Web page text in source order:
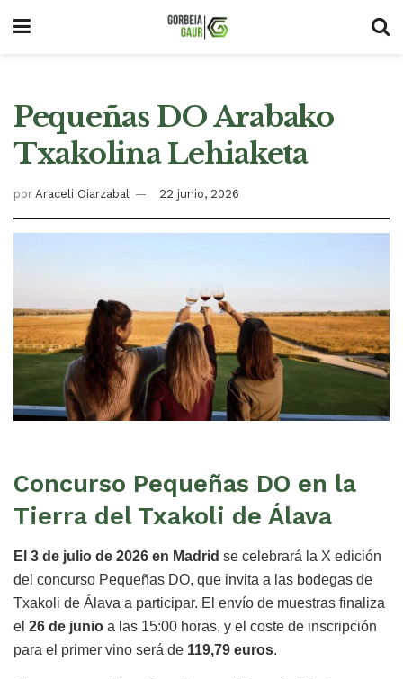
Pequeñas DO Arabako
Txakolina Lehiaketa
por Araceli Oiarzabal 22 junio, 2026
Concurso Pequeñas DO en la
Tierra del Txakoli de Álava
El 3 de julio de 2026 en Madrid se celebrará la X edición
del concurso Pequeñas DO, que invita a las bodegas de
Txakoli de Álava a participar. El envío de muestras finaliza
el 26 de junio a las 15:00 horas, y el coste de inscripción
para el primer vino será de 119,79 euros.